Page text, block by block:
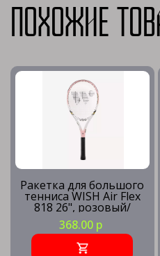
Похожие
Ракетка для большого
тенниса WISH Air Flex
818 26", розовый/
белый
368.00 р